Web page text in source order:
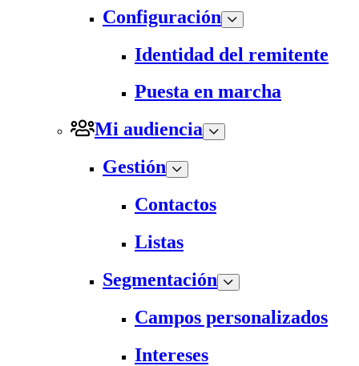
Configuración
Identidad del remitente
Puesta en marcha
Mi audiencia
Gestión
Contactos
Listas
Segmentación
Campos personalizados
Intereses